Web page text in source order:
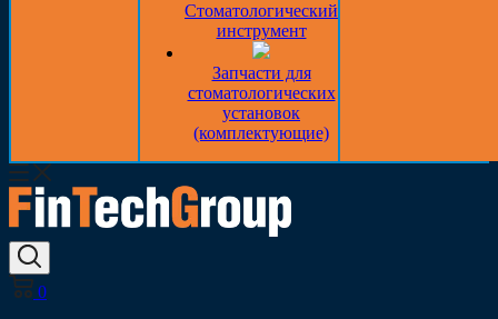
Стоматологический
инструмент
Запчасти для
стоматологических
установок
(комплектующие)
0